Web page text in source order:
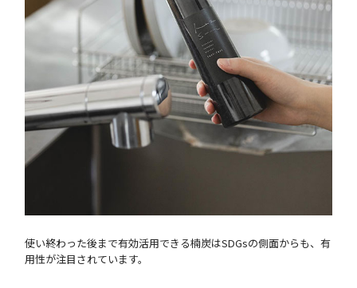
使い終わった後まで有効活用できる楠炭はSDGsの側面からも、有
用性が注目されています。